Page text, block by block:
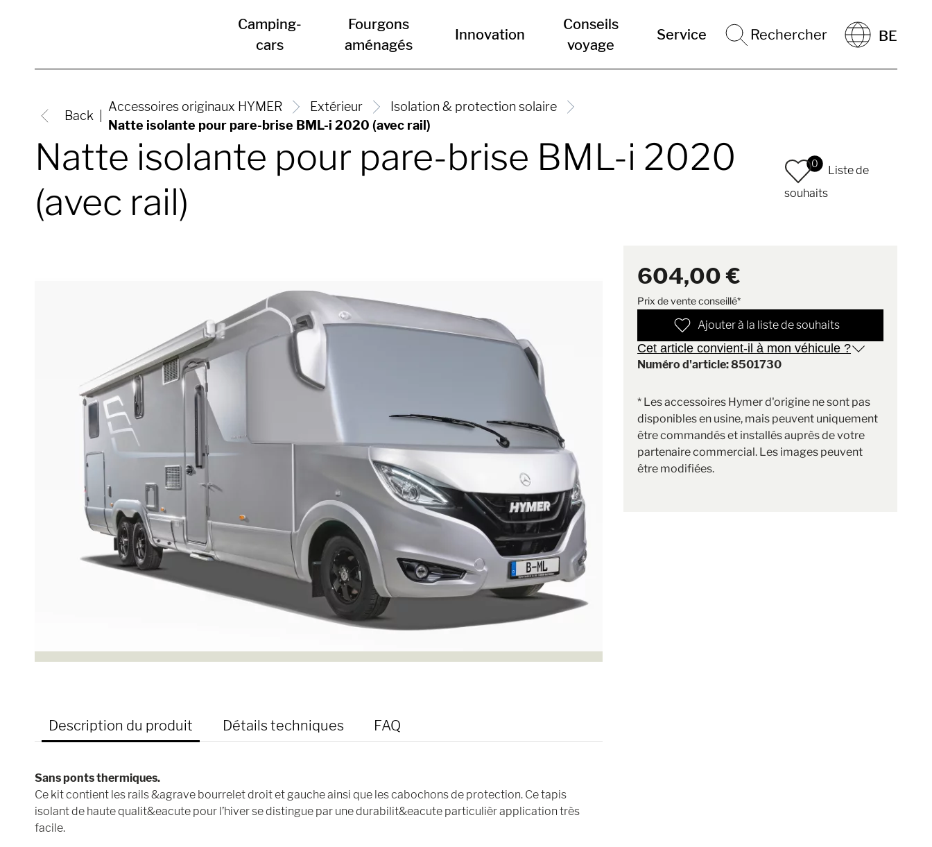
Camping-
cars
Fourgons
aménagés
Innovation
Conseils
voyage
Service Rechercher BE
Back
Accessoires originaux HYMER Extérieur
Isolation & protection solaire
Natte isolante pour pare-brise BML-i 2020 (avec rail)
Natte isolante pour pare-brise BML-i 2020
(avec rail)
0
Liste de
souhaits
Description du produit Détails techniques FAQ
Sans ponts thermiques.
Ce kit contient les rails &agrave bourrelet droit et gauche ainsi que les cabochons de protection. Ce tapis
isolant de haute qualit&eacute pour l’hiver se distingue par une durabilit&eacute particulièr application très
facile.
604,00 €
Prix de vente conseillé*
Ajouter à la liste de souhaits
Cet article convient-il à mon véhicule ?
Numéro d'article: 8501730
* Les accessoires Hymer d'origine ne sont pas
disponibles en usine, mais peuvent uniquement
être commandés et installés auprès de votre
partenaire commercial. Les images peuvent
être modifiées.